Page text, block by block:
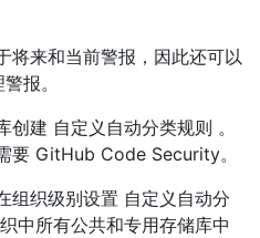
将来和当前警报，因此还可以
报。
建 自定义自动分类规则 。
要 GitHub Code Security。
组织级别设置 自定义自动分
中所有公共和专用存储库中